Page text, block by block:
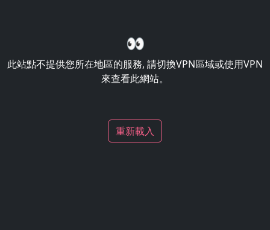
👀
此站點不提供您所在地區的服務, 請切換VPN區域或使用VPN
來查看此網站。
重新載入